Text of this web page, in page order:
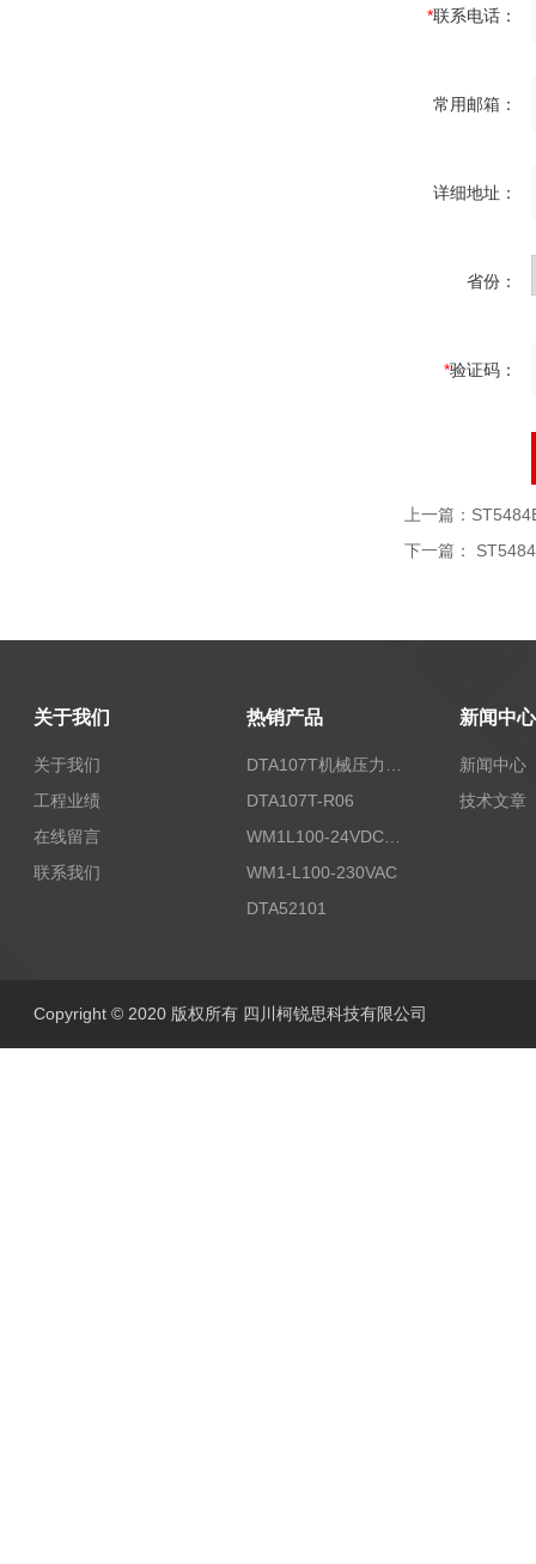
*联系电话：
常用邮箱：
详细地址：
省份：
*验证码：
上一篇：
下一篇：
关于我们
关于我们
工程业绩
在线留言
联系我们
热销产品
DTA107T-R06
WM1L100-24VDC/T5X
WM1-L100-230VAC
DTA52101
新闻中心
新闻中心
技术文章
Copyright © 2020 版权所有 四川柯锐思科技有限公司